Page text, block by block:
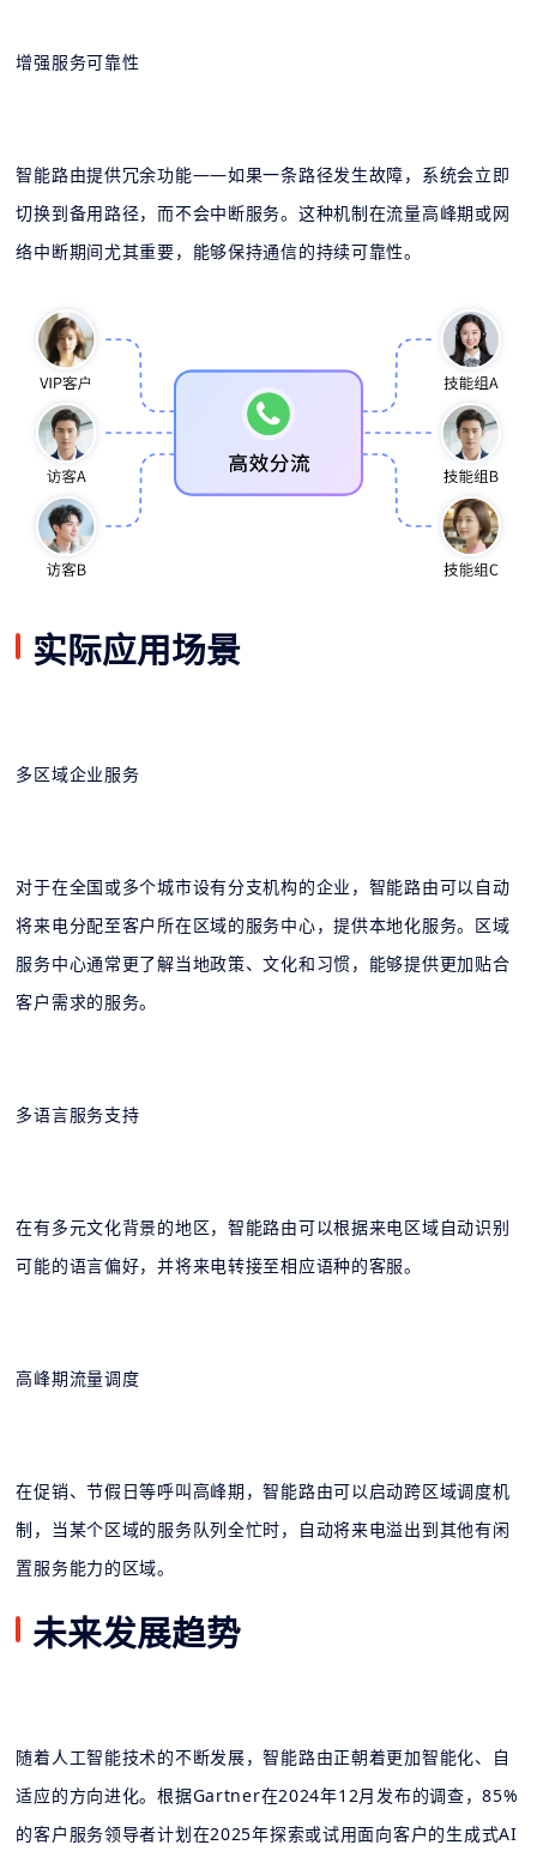
增强服务可靠性
智能路由提供冗余功能——如果一条路径发生故障，系统会立即
切换到备用路径，而不会中断服务。这种机制在流量高峰期或网
络中断期间尤其重要，能够保持通信的持续可靠性。
实际应用场景
多区域企业服务
对于在全国或多个城市设有分支机构的企业，智能路由可以自动
将来电分配至客户所在区域的服务中心，提供本地化服务。区域
服务中心通常更了解当地政策、文化和习惯，能够提供更加贴合
客户需求的服务。
多语言服务支持
在有多元文化背景的地区，智能路由可以根据来电区域自动识别
可能的语言偏好，并将来电转接至相应语种的客服。
高峰期流量调度
在促销、节假日等呼叫高峰期，智能路由可以启动跨区域调度机
制，当某个区域的服务队列全忙时，自动将来电溢出到其他有闲
置服务能力的区域。
未来发展趋势
随着人工智能技术的不断发展，智能路由正朝着更加智能化、自
适应的方向进化。根据Gartner在2024年12月发布的调查，85%
的客户服务领导者计划在2025年探索或试用面向客户的生成式AI